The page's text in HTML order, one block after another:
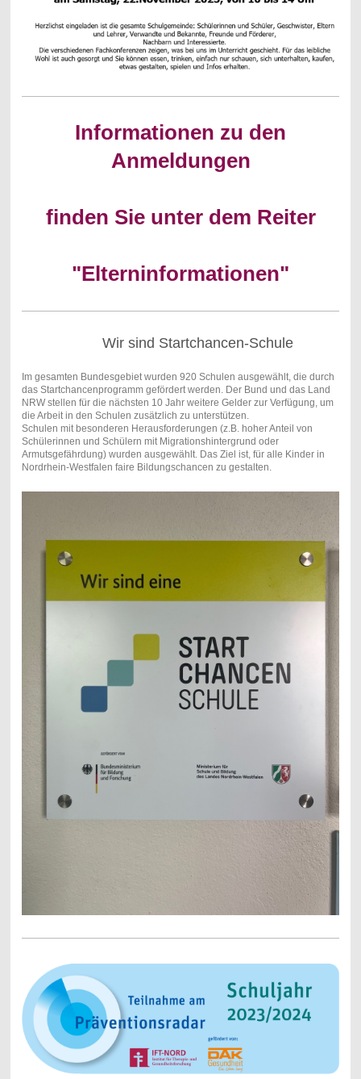
Informationen zu den
Anmeldungen
finden Sie unter dem Reiter
"Elterninformationen"
Wir sind Startchancen-Schule
Im gesamten Bundesgebiet wurden 920 Schulen ausgewählt, die durch
das Startchancenprogramm gefördert werden. Der Bund und das Land
NRW stellen für die nächsten 10 Jahr weitere Gelder zur Verfügung, um
die Arbeit in den Schulen zusätzlich zu unterstützen.
Schulen mit besonderen Herausforderungen (z.B. hoher Anteil von
Schülerinnen und Schülern mit Migrationshintergrund oder
Armutsgefährdung) wurden ausgewählt. Das Ziel ist, für alle Kinder in
Nordrhein-Westfalen faire Bildungschancen zu gestalten.